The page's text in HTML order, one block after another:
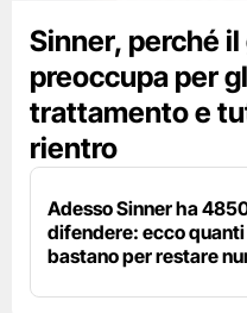
Sinner, perché
preoccupa per
trattamento e
rientro
Adesso Sinner ha
difendere: ecco quanti
bastano per restare